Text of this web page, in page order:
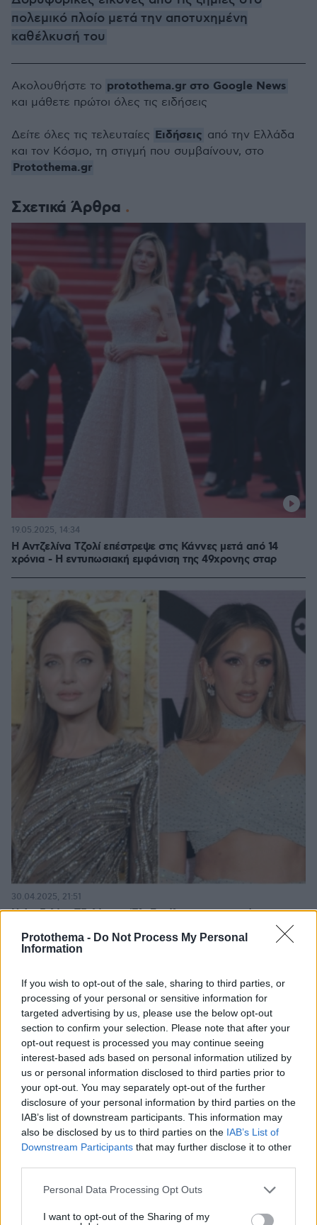
Protothema - Do Not Process My Personal
Information
If you wish to opt-out of the sale, sharing to third parties, or
processing of your personal or sensitive information for
targeted advertising by us, please use the below opt-out
section to confirm your selection. Please note that after your
opt-out request is processed you may continue seeing
interest-based ads based on personal information utilized by
us or personal information disclosed to third parties prior to
your opt-out. You may separately opt-out of the further
disclosure of your personal information by third parties on the
IAB’s list of downstream participants. This information may
also be disclosed by us to third parties on the IAB’s List of
Downstream Participants that may further disclose it to other
Please note that this website/app uses one or more Google
not limited to your visit or usage behaviour. You may click to
Personal Data Processing Opt Outs
I want to opt-out of the Sharing of my
πολεμικό πλοίο μετά την αποτυχημένη
καθέλκυσή του
Σχετικά Άρθρα
Η Αντζελίνα Τζολί επέστρεψε στις Κάννες μετά από 14
χρόνια - Η εντυπωσιακή εμφάνιση της 49χρονης σταρ
19.05.2025, 14:34
Η Αντζελίνα Τζολί και η Έλι Γκούλντινγκ συμμετέχουν στη
30.04.2025, 21:51
Ακολουθήστε το protothema.gr στο Google News
και μάθετε πρώτοι όλες τις ειδήσεις
Δείτε όλες τις τελευταίες Ειδήσεις από την Ελλάδα
και τον Κόσμο, τη στιγμή που συμβαίνουν, στο
Protothema.gr